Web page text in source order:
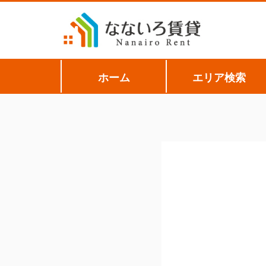
ホーム エリア検索